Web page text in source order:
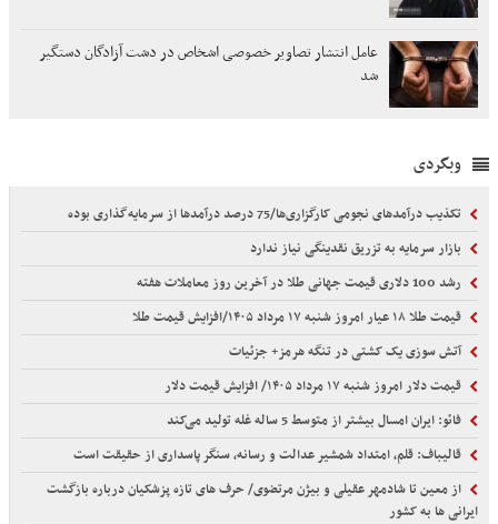
عامل انتشار تصاویر خصوصی اشخاص در دشت آزادگان دستگیر
شد
وبگردی
تکذیب درآمدهای نجومی کارگزاری‌ها/75 درصد درآمدها از سرمایه‌گذاری بوده
بازار سرمایه به تزریق نقدینگی نیاز ندارد
رشد 100 دلاری قیمت جهانی طلا در آخرین روز معاملات هفته
قیمت طلا ۱۸ عیار امروز شنبه ۱۷ مرداد ۱۴۰۵/افزایش قیمت طلا
آتش سوزی یک کشتی در تنگه هرمز+ جزئیات
قیمت دلار امروز شنبه ۱۷ مرداد ۱۴۰۵/ افزایش قیمت دلار
فائو: ایران امسال بیشتر از متوسط 5 ساله غله تولید می‌کند
قالیباف: قلم، امتداد شمشیر عدالت و رسانه، سنگر پاسداری از حقیقت است
از معین تا شادمهر عقیلی و بیژن مرتضوی/ حرف های تازه پزشکیان درباره بازگشت
ایرانی ها به کشور